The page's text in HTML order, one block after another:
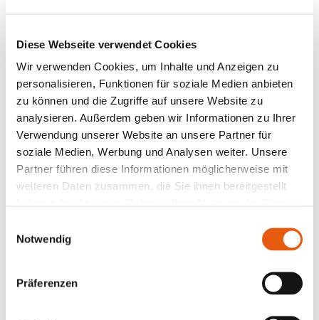
Diese Webseite verwendet Cookies
Wir verwenden Cookies, um Inhalte und Anzeigen zu
personalisieren, Funktionen für soziale Medien anbieten
zu können und die Zugriffe auf unsere Website zu
analysieren. Außerdem geben wir Informationen zu Ihrer
Verwendung unserer Website an unsere Partner für
soziale Medien, Werbung und Analysen weiter. Unsere
Partner führen diese Informationen möglicherweise mit
weiteren Daten zusammen, die Sie ihnen bereitgestellt
Notwendig
Präferenzen
Jobcoaching,
Deutsch, Englisch
Kennenlernen
ALI
Neuss-Grimmlinghausen &
Nürnberg-Stadtzentrum
Gründungscoaching